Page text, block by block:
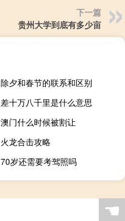
下一篇
贵州大学到底有多少亩
除夕和春节的联系和区别
差十万八千里是什么意思
澳门什么时候被割让
火龙合击攻略
70岁还需要考驾照吗
☚